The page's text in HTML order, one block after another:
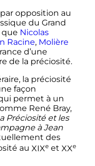
par opposition au
du Grand
que Nicolas
Racine, Molière
d’une
de la préciosité.
la préciosité
façon
permet à un
René Bray,
Préciosité et les
à Jean
des
au XIXe et XXe